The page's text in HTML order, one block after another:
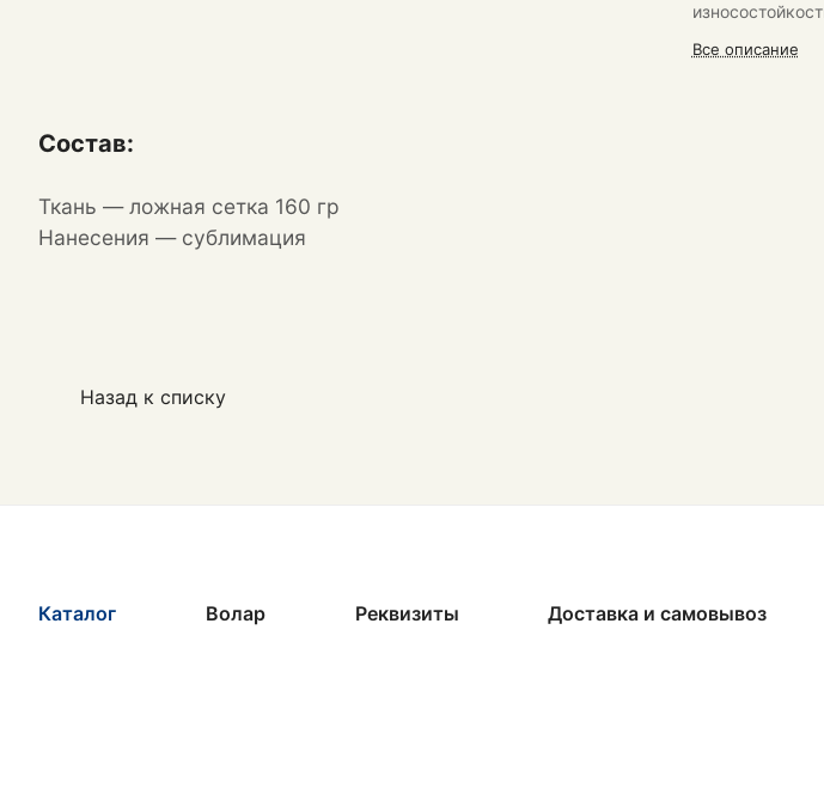
*Форма судей
Все описание
Состав:
Ткань — ложная сетка 160 гр
Нанесения — сублимация
Назад к списку
Каталог Волар Реквизиты Доставка и самовывоз